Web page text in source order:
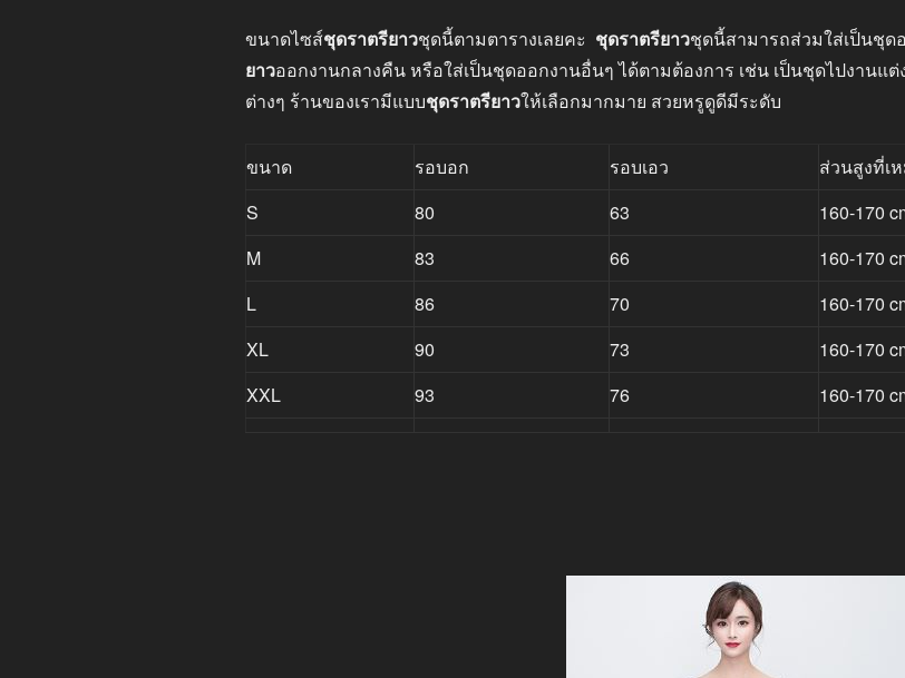
ขนาดไซส์ชุดราตรียาวชุดนี้ตามตารางเลยคะ ชุดราตรียาวชุดนี้สามารถส่วมใส่เป็นชุด
ยาวออกงานกลางคืน หรือใส่เป็นชุดออกงานอื่นๆ ได้ตามต้องการ เช่น เป็นชุดไปงานแ
ต่างๆ ร้านของเรามีแบบชุดราตรียาวให้เลือกมากมาย สวยหรูดูดีมีระดับ
ขนาด รอบอก รอบเอว
ส่วนสูงที่เ
S
80 63
160-170
M
83 66
160-170
L
86 70
160-170
XL
90 73
160-170
XXL
93 76 160-170